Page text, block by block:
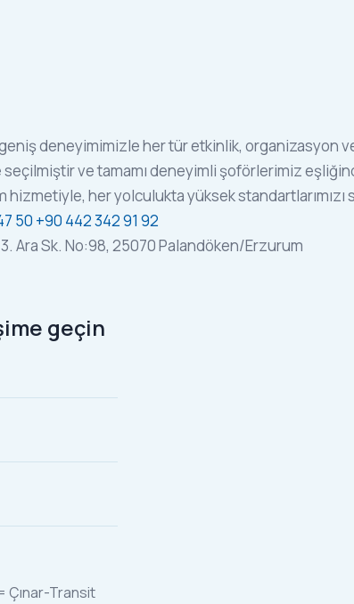
deneyimimizle her tür etkinlik, organizasyon
seçilmiştir ve tamamı deneyimli şoförlerimiz
hizmetiyle, her yolculukta yüksek
50 +90 442 342 91 92
Ara Sk. No:98, 25070 Palandöken/Erzurum
geçin